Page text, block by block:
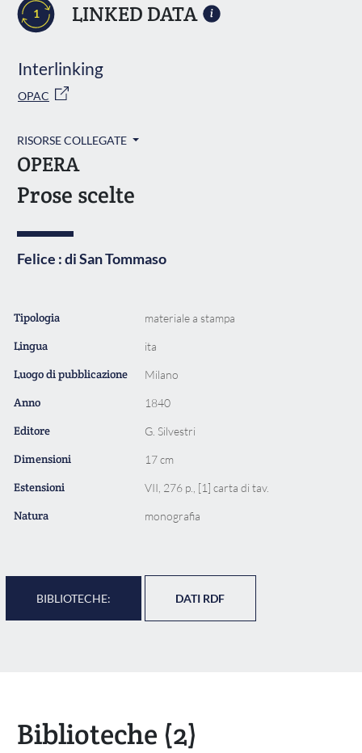
1 LINKED DATA
Interlinking
OPAC
RISORSE COLLEGATE
OPERA
Prose scelte
Felice : di San Tommaso
Tipologia materiale a stampa
Lingua ita
Luogo di pubblicazione Milano
Anno 1840
Editore G. Silvestri
Dimensioni 17 cm
Estensioni VII, 276 p., [1] carta di tav.
Natura monografia
BIBLIOTECHE: DATI RDF
Biblioteche (2)